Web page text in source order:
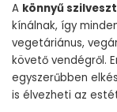
A könnyű
kínálnak, így
vegetáriánus,
követő vendégről.
egyszerűbben
is élvezheti az